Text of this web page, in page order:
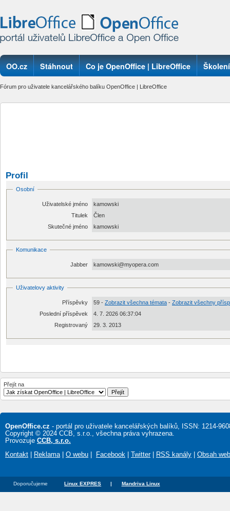
OO.cz Stáhnout Co je OpenOffice | LibreOffice Školení
Fórum pro uživatele kancelářského balíku OpenOffice | LibreOffice
Profil
Osobní
Uživatelské jméno
kamowski
Titulek
Člen
Skutečné jméno
kamowski
Komunikace
Jabber kamowski@myopera.com
Uživatelovy aktivity
Příspěvky 59 - Zobrazit všechna témata - Zobrazit všechny
Poslední příspěvek
4. 7. 2026 06:37:04
Registrovaný
29. 3. 2013
Přejít na
OpenOffice.cz - portál pro uživatele kancelářských balíků, ISSN: 1214-
Copyright © 2024 CCB, s.r.o., všechna práva vyhrazena.
Provozuje CCB, s.r.o.
Kontakt
Reklama O webu Facebook Twitter| RSS kanály Obsah
Doporučujeme Linux EXPRES | Mandriva Linux